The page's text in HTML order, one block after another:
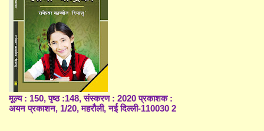
मूल्य : 150, पृष्ठ :148, संस्करण : 2020 प्रकाशक :
अयन प्रकाशन, 1/20, महरौली, नई दिल्ली-110030 2